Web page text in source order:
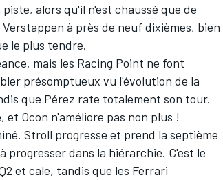
alors qu'il n'est chaussé que de
à près de neuf dixièmes, bien
le plus tendre.
mais les Racing Point ne font
présomptueux vu l'évolution de la
que Pérez rate totalement son tour.
Ocon n'améliore pas non plus !
Stroll progresse et prend la septième
progresser dans la hiérarchie. C'est le
et cale, tandis que les Ferrari